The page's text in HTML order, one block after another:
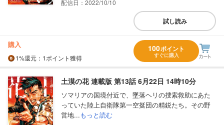
配信日：2022/10/10
試し読み
購入
1%還元 ：1ポイント獲得
100ポイント
すぐに購入
土漠の花 連載版 第13話 6月22日 14時10分
ソマリアの国境付近で、墜落ヘリの捜索救助にあた
っていた陸上自衛隊第一空挺団の精鋭たち。その野
営地...もっと読む